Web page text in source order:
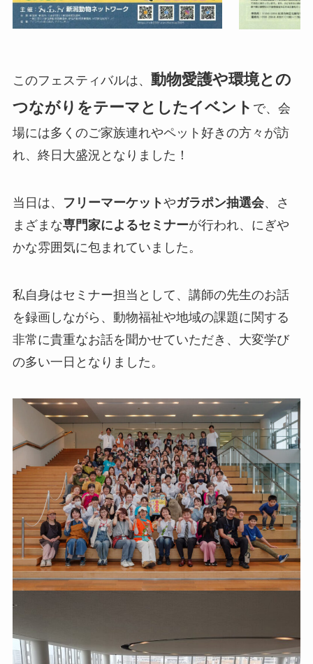
このフェスティバルは、 動物愛護や環境との
つながりをテーマとしたイベント で、会
場には多くのご家族連れやペット好きの方々が訪
れ、終日大盛況となりました！
当日は、 フリーマーケットやガラポン抽選会、さ
まざまな専門家によるセミナーが行われ、にぎや
かな雰囲気に包まれていました。
私自身はセミナー担当として、講師の先生のお話
を録画しながら、動物福祉や地域の課題に関する
非常に貴重なお話を聞かせていただき、大変学び
の多い一日となりました。